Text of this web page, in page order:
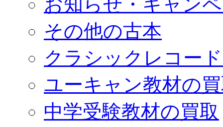
その他の古本
クラシックレコー
ユーキャン教材の
中学受験教材の買取